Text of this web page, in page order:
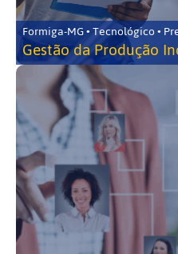
Formiga-MG • Tecnológico •
Gestão da Produção